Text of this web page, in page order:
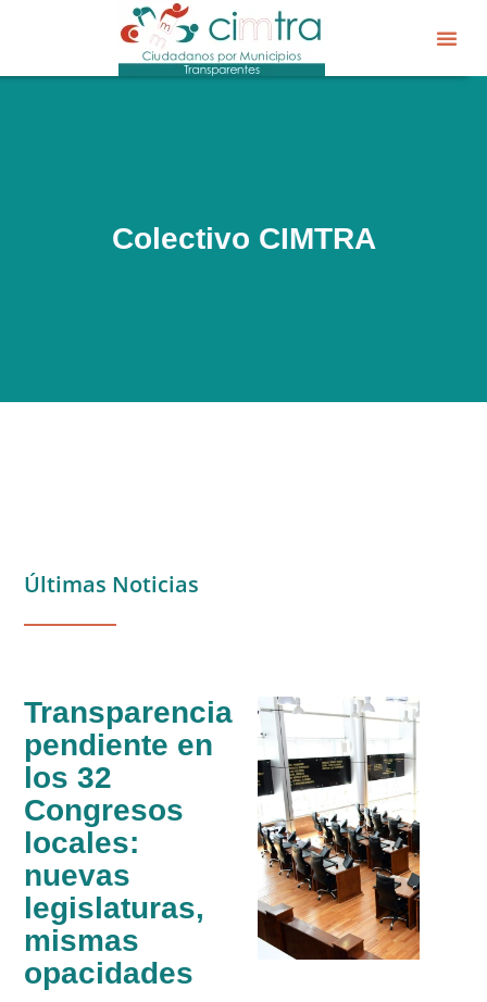
Colectivo CIMTRA
Últimas Noticias
Transparencia
pendiente en
los 32
Congresos
locales:
nuevas
legislaturas,
mismas
opacidades